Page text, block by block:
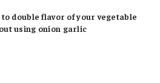
double flavor of your vegetable
using onion garlic